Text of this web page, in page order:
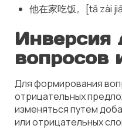
他在家吃饭。[tā zài
Инверсия
вопросов
Для формирования
отрицательных
изменяться путем
или отрицательных